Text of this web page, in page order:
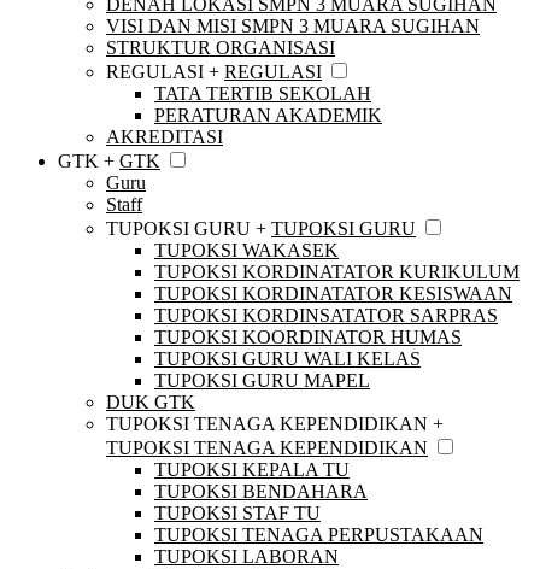
DENAH LOKASI SMPN 3 MUARA SUGIHAN
VISI DAN MISI SMPN 3 MUARA SUGIHAN
STRUKTUR ORGANISASI
REGULASI + REGULASI
TATA TERTIB SEKOLAH
PERATURAN AKADEMIK
AKREDITASI
GTK + GTK
Guru
Staff
TUPOKSI GURU + TUPOKSI GURU
TUPOKSI WAKASEK
TUPOKSI KORDINATATOR KURIKULUM
TUPOKSI KORDINATATOR KESISWAAN
TUPOKSI KORDINSATATOR SARPRAS
TUPOKSI KOORDINATOR HUMAS
TUPOKSI GURU WALI KELAS
TUPOKSI GURU MAPEL
DUK GTK
TUPOKSI TENAGA KEPENDIDIKAN +
TUPOKSI TENAGA KEPENDIDIKAN
TUPOKSI KEPALA TU
TUPOKSI BENDAHARA
TUPOKSI STAF TU
TUPOKSI TENAGA PERPUSTAKAAN
TUPOKSI LABORAN